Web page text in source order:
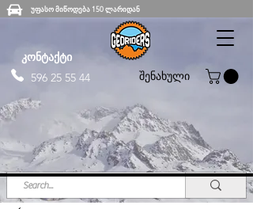
უფასო მიწოდება 150 ლარიდან
კონტაქტი
596 25 55 44
შენახული